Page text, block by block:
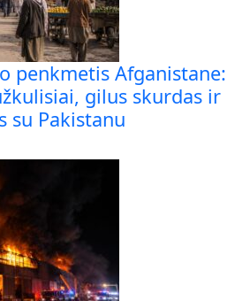
penkmetis Afganistane:
gilus skurdas ir
su Pakistanu